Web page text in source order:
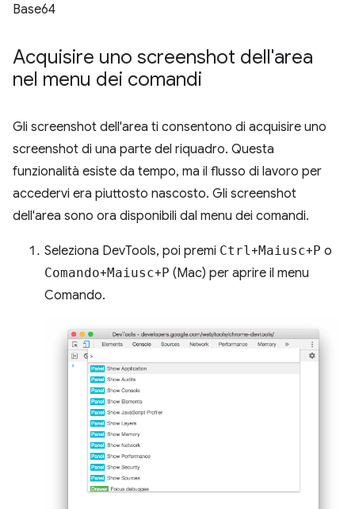
Base64
Acquisire uno screenshot dell'area
nel menu dei comandi
Gli screenshot dell'area ti consentono di acquisire uno
screenshot di una parte del riquadro. Questa
funzionalità esiste da tempo, ma il flusso di lavoro per
accedervi era piuttosto nascosto. Gli screenshot
dell'area sono ora disponibili dal menu dei comandi.
Seleziona DevTools, poi premi Ctrl+Maiusc+ P o
Comando+Maiusc+ P (Mac) per aprire il menu
Comando.